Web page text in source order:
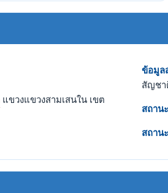
แขวงแขวงสามเสนใน เขต
ข้อมูล
สัญชา
สถาน
สถาน